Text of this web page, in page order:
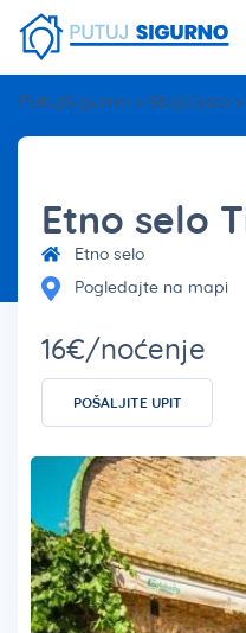
PutujSigurno » Stajićevo »
Etno selo
Etno selo
Pogledajte na mapi
16€/noćenje
POŠALJITE UPIT